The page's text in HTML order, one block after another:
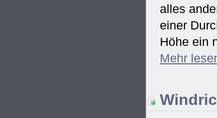
alles
einer
Höhe ein
Mehr